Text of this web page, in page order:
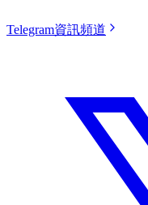
Telegram資訊頻道